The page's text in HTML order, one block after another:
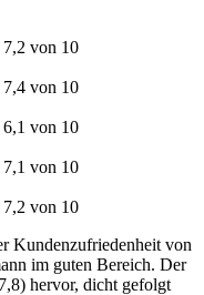
von 10
von 10
von 10
von 10
von 10
Kundenzufriedenheit von
im guten Bereich. Der
hervor, dicht gefolgt